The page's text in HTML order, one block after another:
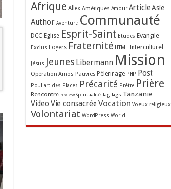
Afrique Allex Amériques Amour Article Asie
Author Aventure Communauté
DCC Eglise Esprit-Saint Etudes Evangile
Exclus Foyers Fraternité HTML Interculturel
Jésus Jeunes Libermann Mission
Opération Amos Pauvres Pèlerinage PHP Post
Poullart des Places Précarité Prêtre Prière
Rencontre review Spiritualité Tag Tags Tanzanie
Video Vie consacrée Vocation Voeux religieux
Volontariat WordPress World